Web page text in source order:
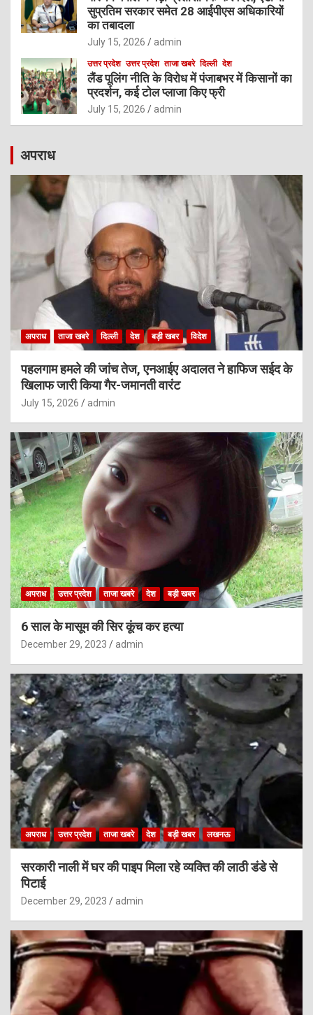
सुप्रतिम सरकार समेत 28 आईपीएस अधिकारियों
का तबादला
July 15, 2026 admin
उत्तर प्रदेश उत्तर प्रदेश ताजा खबरे दिल्ली देश
लैंड पूलिंग नीति के विरोध में पंजाबभर में किसानों का
प्रदर्शन, कई टोल प्लाजा किए फ्री
July 15, 2026 admin
अपराध
अपराध ताजा खबरे दिल्ली देश बड़ी खबर विदेश
पहलगाम हमले की जांच तेज, एनआईए अदालत ने हाफिज सईद के
खिलाफ जारी किया गैर-जमानती वारंट
July 15, 2026 admin
अपराध उत्तर प्रदेश ताजा खबरे देश बड़ी खबर
6 साल के मासूम की सिर कूंच कर हत्या
December 29, 2023 admin
अपराध उत्तर प्रदेश ताजा खबरे देश बड़ी खबर लखनऊ
सरकारी नाली में घर की पाइप मिला रहे व्यक्ति की लाठी डंडे से
पिटाई
December 29, 2023 admin